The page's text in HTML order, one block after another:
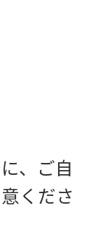
、ご自
くださ